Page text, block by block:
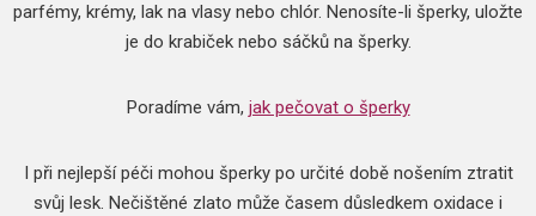
parfémy, krémy, lak na vlasy nebo chlór. Nenosíte-li šperky, uložte
je do krabiček nebo sáčků na šperky.
Poradíme vám, jak pečovat o šperky
I při nejlepší péči mohou šperky po určité době nošením ztratit
svůj lesk. Nečištěné zlato může časem důsledkem oxidace i